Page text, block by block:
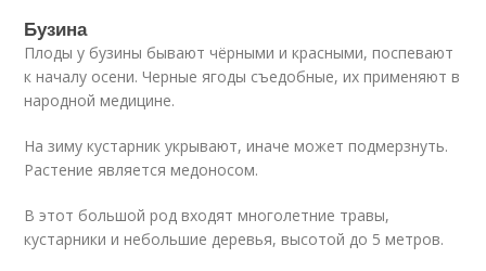
Бузина
Плоды у бузины бывают чёрными и красными, поспевают
к началу осени. Черные ягоды съедобные, их применяют в
народной медицине.
На зиму кустарник укрывают, иначе может подмерзнуть.
Растение является медоносом.
В этот большой род входят многолетние травы,
кустарники и небольшие деревья, высотой до 5 метров.